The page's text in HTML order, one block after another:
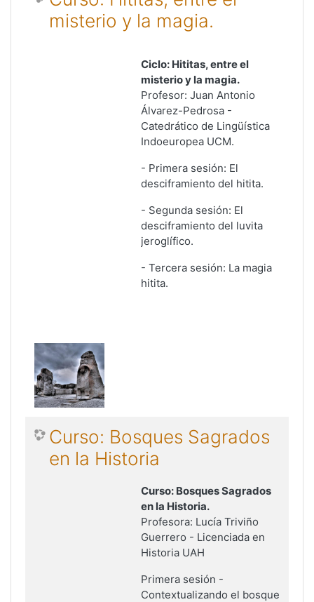
misterio y la magia.
Ciclo: Hititas, entre el
misterio y la magia.
Profesor: Juan Antonio
Álvarez-Pedrosa -
Catedrático de Lingüística
Indoeuropea UCM.
- Primera sesión: El
desciframiento del hitita.
- Segunda sesión: El
desciframiento del luvita
jeroglífico.
- Tercera sesión: La magia
hitita.
Curso: Bosques Sagrados
en la Historia
Curso: Bosques Sagrados
en la Historia.
Profesora: Lucía Triviño
Guerrero - Licenciada en
Historia UAH
Primera sesión -
Contextualizando el bosque